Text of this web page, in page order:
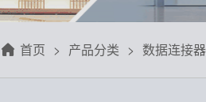
滤波器双
信号开关
人文荟萃
华强北小
刘大成
朱军山
隐私政策
免费样品
首页 产品分类 数据连接器